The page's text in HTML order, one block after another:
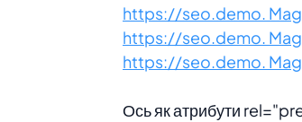
https://seo.demo.
https://seo.demo.
https://seo.demo.
Ось як атрибути